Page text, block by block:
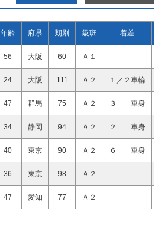
年齢 府県 期別 級班 着差
56 大阪 60 Ａ１
24 大阪 111 Ａ２ １／２車輪
47 群馬 75 Ａ２ ３ 車身
34 静岡 94 Ａ２ ２ 車身
40 東京 90 Ａ２ ６ 車身
36 東京 98 Ａ２
47 愛知 77 Ａ２